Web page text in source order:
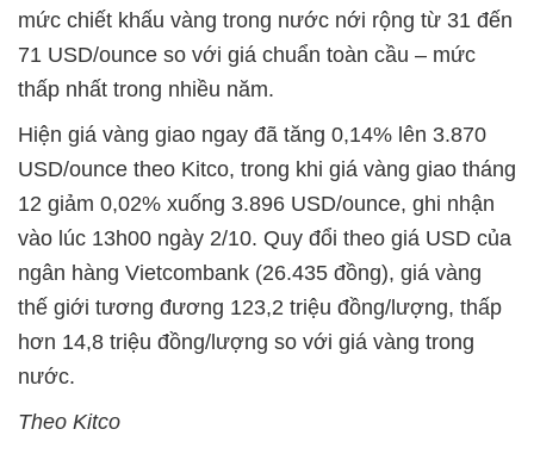
mức chiết khấu vàng trong nước nới rộng từ 31 đến
71 USD/ounce so với giá chuẩn toàn cầu – mức
thấp nhất trong nhiều năm.
Hiện giá vàng giao ngay đã tăng 0,14% lên 3.870
USD/ounce theo Kitco, trong khi giá vàng giao tháng
12 giảm 0,02% xuống 3.896 USD/ounce, ghi nhận
vào lúc 13h00 ngày 2/10. Quy đổi theo giá USD của
ngân hàng Vietcombank (26.435 đồng), giá vàng
thế giới tương đương 123,2 triệu đồng/lượng, thấp
hơn 14,8 triệu đồng/lượng so với giá vàng trong
nước.
Theo Kitco